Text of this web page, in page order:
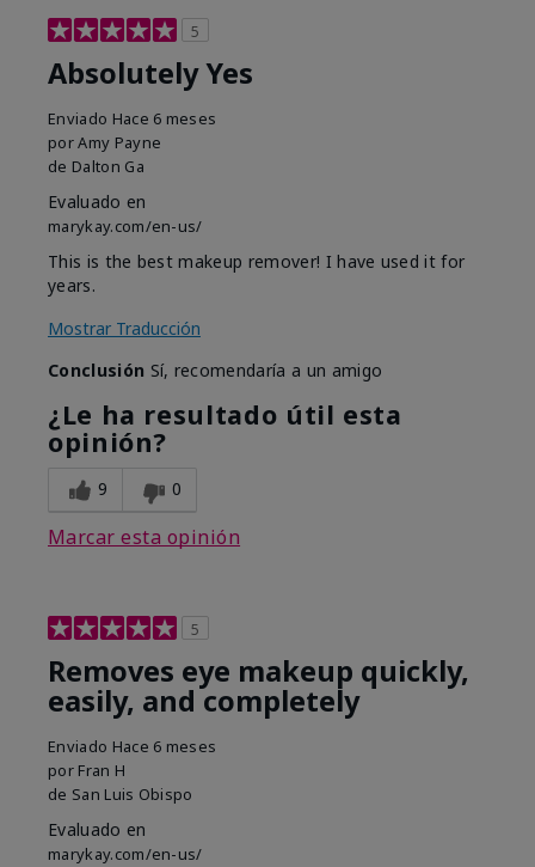
5
Absolutely Yes
Enviado Hace 6 meses
porAmy Payne
de Dalton Ga
Evaluado en
marykay.com/en-us/
This is the best makeup remover! I have used it for
years.
Mostrar Traducción
Conclusión Sí, recomendaría a un amigo
¿Le ha resultado útil esta
opinión?
9 0
Marcar esta opinión
5
Removes eye makeup quickly,
easily, and completely
Enviado Hace 6 meses
por Fran H
de San Luis Obispo
Evaluado en
marykay.com/en-us/